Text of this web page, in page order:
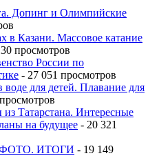
Допинг и Олимпийские
в Казани. Массовое катание
просмотров
России по
- 27 051 просмотров
для детей. Плавание для
Татарстана. Интересные
на будущее - 20 321
ИТОГИ - 19 149